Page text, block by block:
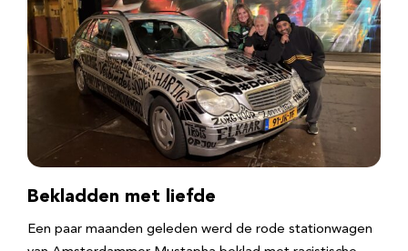
Bekladden met liefde
Een paar maanden geleden werd de rode stationwagen